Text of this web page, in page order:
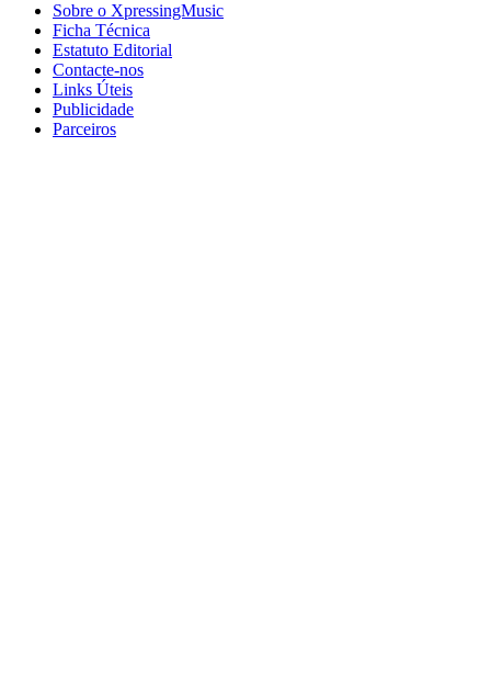
Sobre o XpressingMusic
Ficha Técnica
Estatuto Editorial
Contacte-nos
Links Úteis
Publicidade
Parceiros